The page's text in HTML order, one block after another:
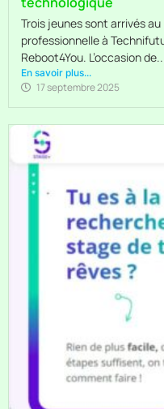
Trois jeunes sont arrivés
professionnelle à
Reboot4You. L’occasion de...
En savoir plus...
17 septembre 2025